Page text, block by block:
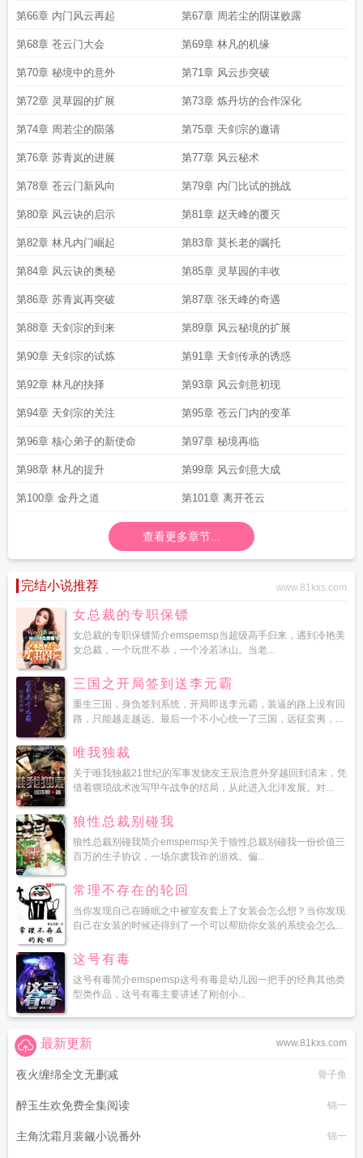
第66章 内门风云再起 第67章 周若尘的阴谋败露
第68章 苍云门大会 第69章 林凡的机缘
第70章 秘境中的意外 第71章 风云步突破
第72章 灵草园的扩展 第73章 炼丹坊的合作深化
第74章 周若尘的陨落 第75章 天剑宗的邀请
第76章 苏青岚的进展 第77章 风云秘术
第78章 苍云门新风向 第79章 内门比试的挑战
第80章 风云诀的启示 第81章 赵天峰的覆灭
第82章 林凡内门崛起 第83章 莫长老的嘱托
第84章 风云诀的奥秘 第85章 灵草园的丰收
第86章 苏青岚再突破 第87章 张天峰的奇遇
第88章 天剑宗的到来 第89章 风云秘境的扩展
第90章 天剑宗的试炼 第91章 天剑传承的诱惑
第92章 林凡的抉择 第93章 风云剑意初现
第94章 天剑宗的关注 第95章 苍云门内的变革
第96章 核心弟子的新使命 第97章 秘境再临
第98章 林凡的提升 第99章 风云剑意大成
第100章 金丹之道 第101章 离开苍云
查看更多章节...
完结小说推荐 www.81kxs.com
女总裁的专职保镖
女总裁的专职保镖简介emspemsp当超级高手归来，遇到冷艳美
女总裁，一个玩世不恭，一个冷若冰山。当老...
三国之开局签到送李元霸
重生三国，身负签到系统，开局即送李元霸，装逼的路上没有回
路，只能越走越远。最后一个不小心统一了三国，远征蛮夷，...
唯我独裁
关于唯我独裁21世纪的军事发烧友王辰浩意外穿越回到清末，凭
借着猥琐战术改写甲午战争的结局，从此进入北洋发展。对...
狼性总裁别碰我
狼性总裁别碰我简介emspemsp关于狼性总裁别碰我一份价值三
百万的生子协议，一场尔虞我诈的游戏。偏...
常理不存在的轮回
当你发现自己在睡眠之中被室友套上了女装会怎么想？当你发现
自己在女装的时候还得到了一个可以帮助你女装的系统会怎么...
这号有毒
这号有毒简介emspemsp这号有毒是幼儿园一把手的经典其他类
型类作品，这号有毒主要讲述了刚创小...
www.81kxs.com
最新更新
夜火缠绵全文无删减 骨子鱼
醉玉生欢免费全集阅读 锦一
主角沈霜月裴觎小说番外 锦一